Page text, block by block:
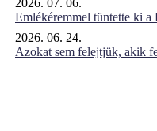
Emlékéremmel tüntette ki a
2026. 06. 24.
Azokat sem felejtjük, akik